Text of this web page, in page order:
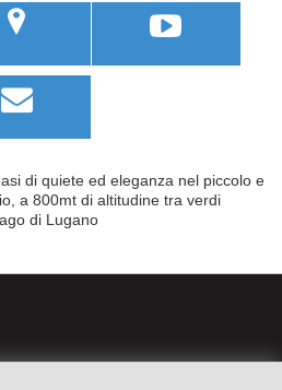
u 

di quiete ed eleganza nel piccolo e
a 800mt di altitudine tra verdi
di Lugano